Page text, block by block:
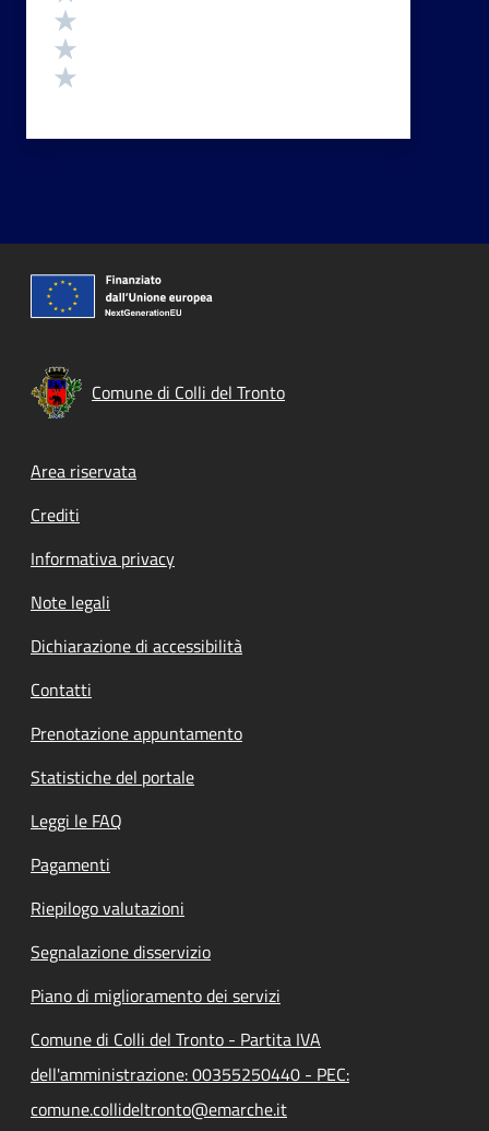
Comune di Colli del Tronto
Footer menu
Area riservata
Crediti
Informativa privacy
Note legali
Dichiarazione di accessibilità
Contatti
Prenotazione appuntamento
Statistiche del portale
Leggi le FAQ
Pagamenti
Riepilogo valutazioni
Segnalazione disservizio
Piano di miglioramento dei servizi
Comune di Colli del Tronto - Partita IVA
dell'amministrazione: 00355250440 - PEC:
comune.collideltronto@emarche.it